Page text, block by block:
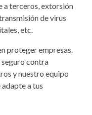
a terceros, extorsión
de virus
etc.
proteger empresas.
seguro contra
y nuestro equipo
adapte a tus